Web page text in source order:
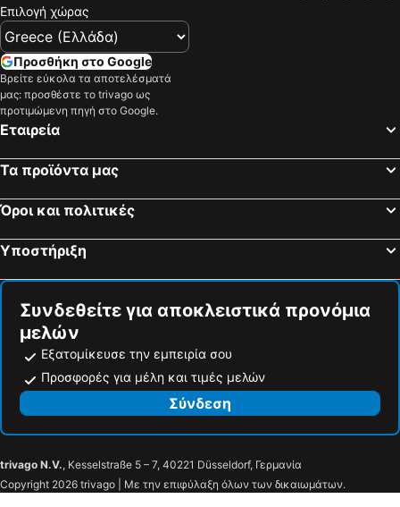
Ližnjan, luxury hotels
Banjol, luxury hotels
Matulji, luxury hotels
Nerezine, luxury hotels
Επιλογή χώρας
Προσθήκη στο Google
Βρείτε εύκολα τα αποτελέσματά
μας: προσθέστε το trivago ως
προτιμώμενη πηγή στο Google.
Εταιρεία
Τα προϊόντα μας
Όροι και πολιτικές
Υποστήριξη
Συνδεθείτε για αποκλειστικά προνόμια
μελών
Εξατομίκευσε την εμπειρία σου
Προσφορές για μέλη και τιμές μελών
Σύνδεση
trivago N.V., Kesselstraße 5 – 7, 40221 Düsseldorf, Γερμανία
Copyright 2026 trivago | Με την επιφύλαξη όλων των δικαιωμάτων.